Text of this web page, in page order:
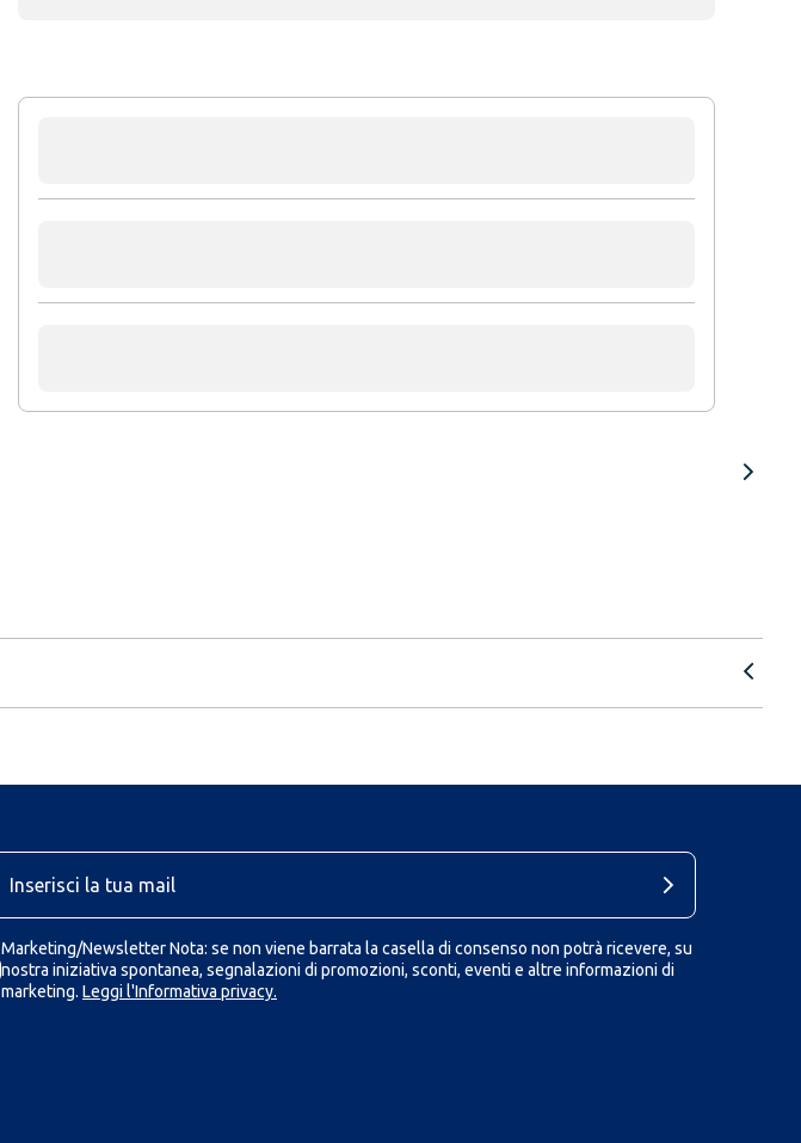
Marketing/Newsletter Nota: se non viene barrata la casella di consenso non potrà ricevere, su
nostra iniziativa spontanea, segnalazioni di promozioni, sconti, eventi e altre informazioni di
marketing. Leggi l'Informativa privacy.